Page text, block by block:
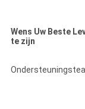
Wens Uw Beste
te zijn
- De